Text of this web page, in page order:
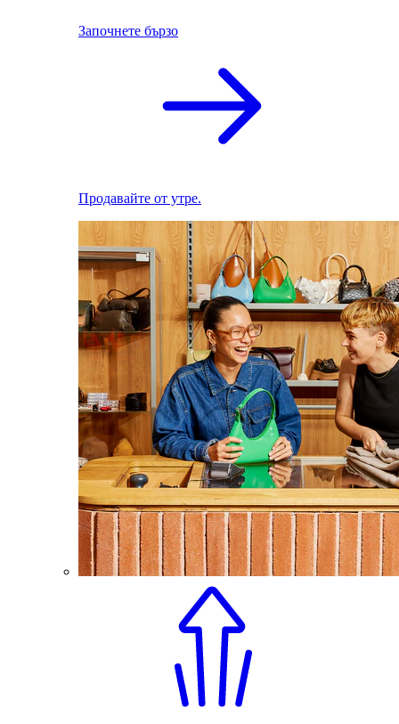
Започнете бързо
Продавайте от утре.